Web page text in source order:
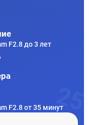
F2.8 до 3 лет
F2.8 от 35 минут